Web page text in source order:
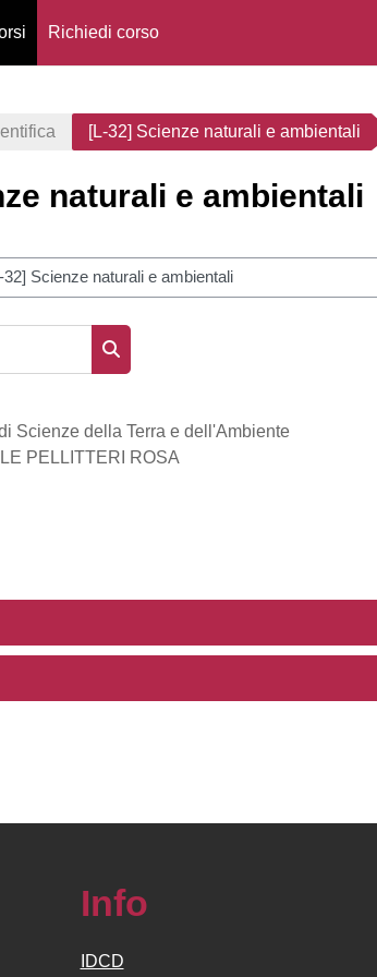
Richiedi corso
[L-32] Scienze naturali e ambientali
naturali e ambientali
Scienze della Terra e dell'Ambiente
PELLITTERI ROSA
Info
IDCD